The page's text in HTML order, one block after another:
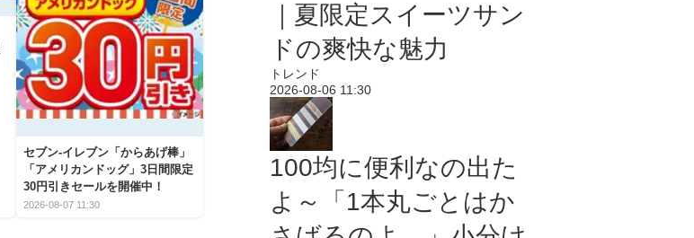
セブン‐イレブン「からあげ棒」
「アメリカンドッグ」3日間限定
30円引きセールを開催中！
2026-08-07 11:30
｜夏限定スイーツサン
ドの爽快な魅力
トレンド
2026-08-06 11:30
100均に便利なの出た
よ～「1本丸ごとはか